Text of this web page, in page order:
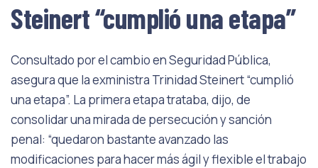
Steinert “cumplió una etapa”
Consultado por el cambio en Seguridad Pública,
asegura que la exministra Trinidad Steinert “cumplió
una etapa”. La primera etapa trataba, dijo, de
consolidar una mirada de persecución y sanción
penal: “quedaron bastante avanzado las
modificaciones para hacer más ágil y flexible el trabajo